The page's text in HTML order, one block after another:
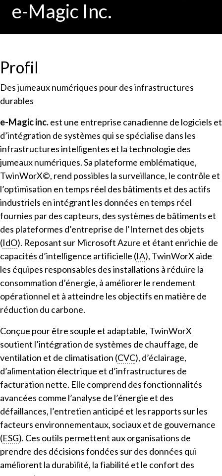
e-Magic Inc.
Profil
Des jumeaux numériques pour des infrastructures
durables
e-Magic inc.est une entreprise canadienne de logiciels et
d’intégration de systèmes qui se spécialise dans les
infrastructures intelligentes et la technologie des
jumeaux numériques. Sa plateforme emblématique,
TwinWorX©, rend possibles la surveillance, le contrôle et
l’optimisation en temps réel des bâtiments et des actifs
industriels en intégrant les données en temps réel
fournies par des capteurs, des systèmes de bâtiments et
des plateformes d’entreprise de l’Internet des objets
(IdO). Reposant sur Microsoft Azure et étant enrichie de
capacités d’intelligence artificielle (IA), TwinWorX aide
les équipes responsables des installations à réduire la
consommation d’énergie, à améliorer le rendement
opérationnel et à atteindre les objectifs en matière de
réduction du carbone.
Conçue pour être souple et adaptable, TwinWorX
soutient l’intégration de systèmes de chauffage, de
ventilation et de climatisation (CVC), d’éclairage,
d’alimentation électrique et d’infrastructures de
facturation nette. Elle comprend des fonctionnalités
avancées comme l’analyse de l’énergie et des
défaillances, l’entretien anticipé et les rapports sur les
facteurs environnementaux, sociaux et de gouvernance
(ESG). Ces outils permettent aux organisations de
prendre des décisions fondées sur des données qui
améliorent la durabilité, la fiabilité et le confort des